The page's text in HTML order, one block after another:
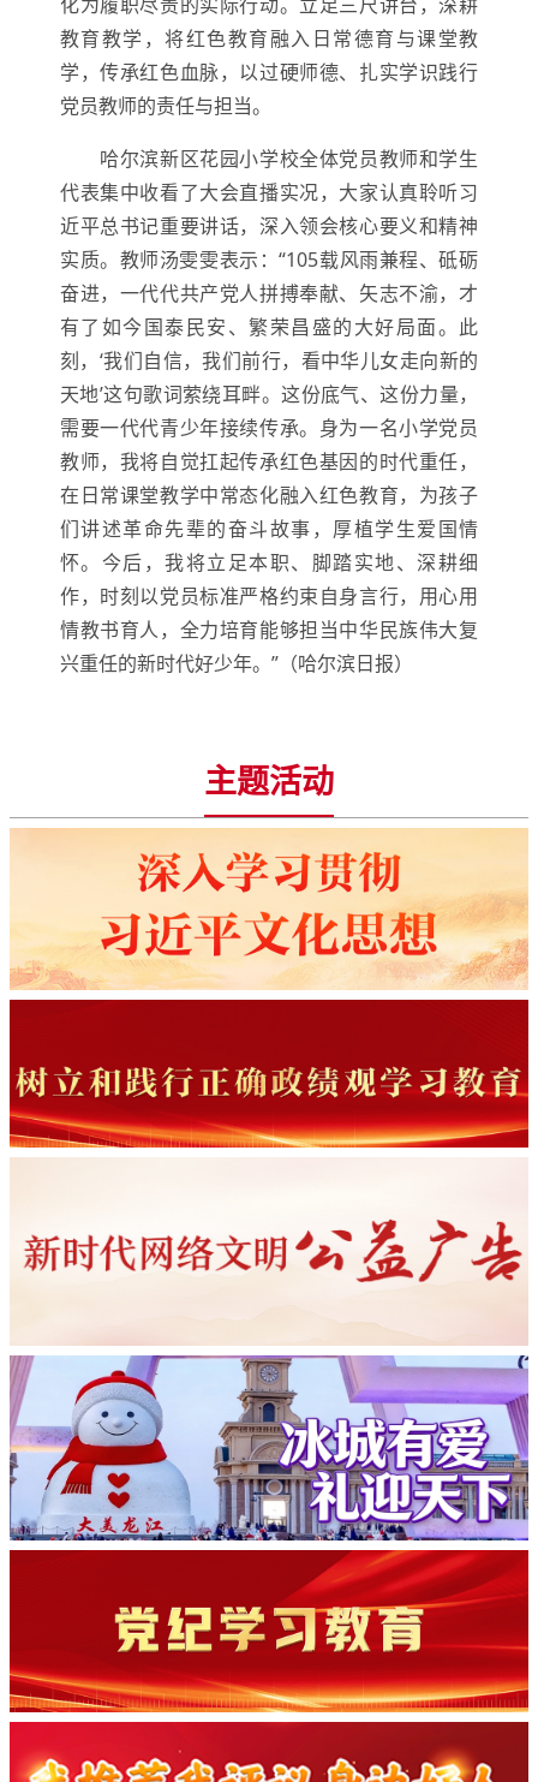
教育教学，将红色教育融入日常德育与课堂教
学，传承红色血脉，以过硬师德、扎实学识践行
党员教师的责任与担当。
哈尔滨新区花园小学校全体党员教师和学生
代表集中收看了大会直播实况，大家认真聆听习
近平总书记重要讲话，深入领会核心要义和精神
实质。教师汤雯雯表示：“105载风雨兼程、砥砺
奋进，一代代共产党人拼搏奉献、矢志不渝，才
有了如今国泰民安、繁荣昌盛的大好局面。此
刻，‘我们自信，我们前行，看中华儿女走向新的
天地’这句歌词萦绕耳畔。这份底气、这份力量，
需要一代代青少年接续传承。身为一名小学党员
教师，我将自觉扛起传承红色基因的时代重任，
在日常课堂教学中常态化融入红色教育，为孩子
们讲述革命先辈的奋斗故事，厚植学生爱国情
怀。今后，我将立足本职、脚踏实地、深耕细
作，时刻以党员标准严格约束自身言行，用心用
情教书育人，全力培育能够担当中华民族伟大复
兴重任的新时代好少年。”（哈尔滨日报）
主题活动